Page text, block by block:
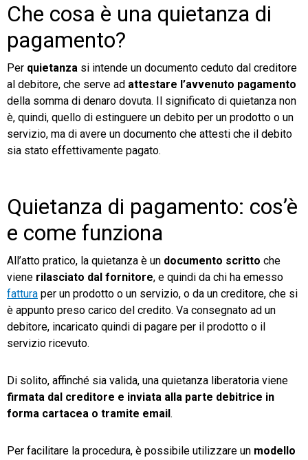
Ecommerce
Fatturazione
Financial Solutions
HR
TeamSystem Corporate
Che cosa è una quietanza di
pagamento?
Per quietanza si intende un documento ceduto dal creditore
al debitore, che serve ad attestare l’avvenuto pagamento
della somma di denaro dovuta. Il significato di quietanza non
è, quindi, quello di estinguere un debito per un prodotto o un
servizio, ma di avere un documento che attesti che il debito
sia stato effettivamente pagato.
Quietanza di pagamento: cos’è
e come funziona
All’atto pratico, la quietanza è un documento scritto che
viene rilasciato dal fornitore, e quindi da chi ha emesso
fattura per un prodotto o un servizio, o da un creditore, che si
è appunto preso carico del credito. Va consegnato ad un
debitore, incaricato quindi di pagare per il prodotto o il
servizio ricevuto.
Di solito, affinché sia valida, una quietanza liberatoria viene
firmata dal creditore e inviata alla parte debitrice in
forma cartacea o tramite email.
Per facilitare la procedura, è possibile utilizzare un modello